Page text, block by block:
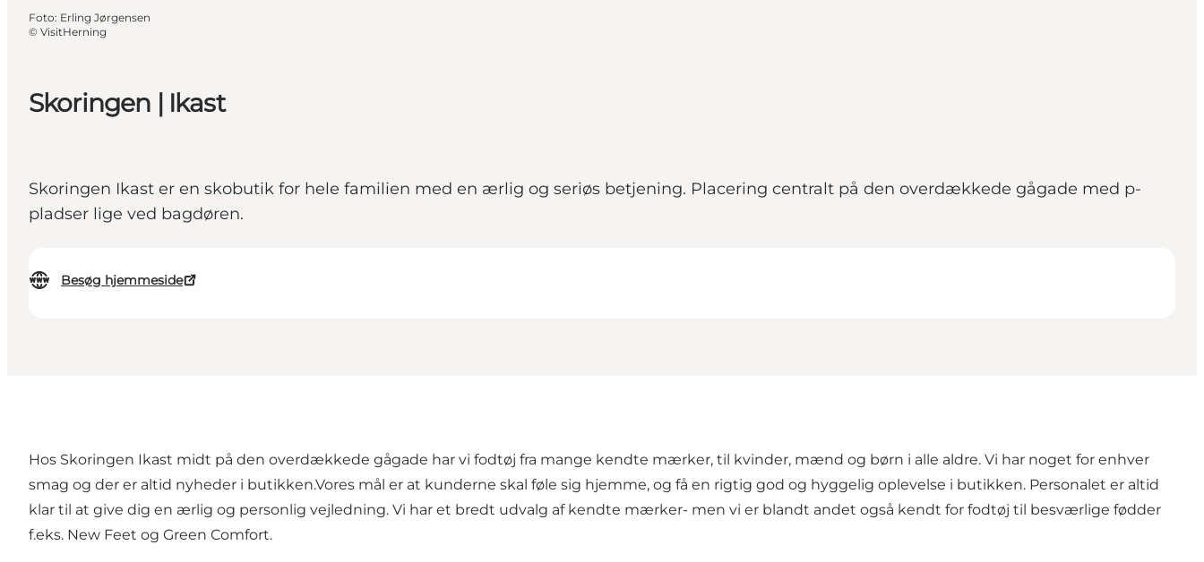
Skoringen | Ikast
Skoringen Ikast er en skobutik for hele familien med en ærlig og seriøs betjening. Placering centralt på den overdækkede gågade med p-
pladser lige ved bagdøren.
Besøg hjemmeside
Foto: Erling Jørgensen
© VisitHerning
Hos Skoringen Ikast midt på den overdækkede gågade har vi fodtøj fra mange kendte mærker, til kvinder, mænd og børn i alle aldre. Vi har noget for enhver
smag og der er altid nyheder i butikken.Vores mål er at kunderne skal føle sig hjemme, og få en rigtig god og hyggelig oplevelse i butikken. Personalet er altid
klar til at give dig en ærlig og personlig vejledning. Vi har et bredt udvalg af kendte mærker- men vi er blandt andet også kendt for fodtøj til besværlige fødder
f.eks. New Feet og Green Comfort.